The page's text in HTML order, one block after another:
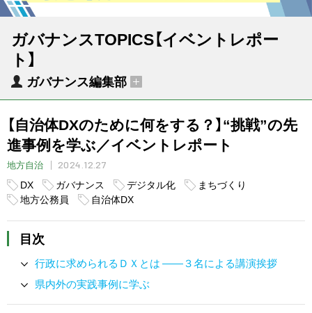
ガバナンスTOPICS【イベントレポー
ト】
ガバナンス編集部
【自治体DXのために何をする？】“挑戦”の先
進事例を学ぶ／イベントレポート
地方自治
2024.12.27
DX
ガバナンス デジタル化
まちづくり
地方公務員
自治体DX
目次
行政に求められるＤＸとは ――３名による講演挨拶
県内外の実践事例に学ぶ